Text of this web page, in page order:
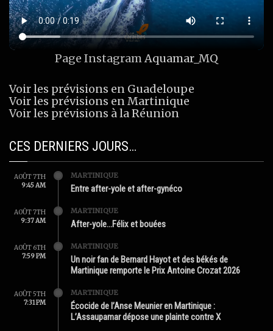
Page InstagramAquamar_MQ
Voir les prévisions en Guadeloupe
Voir les prévisions en Martinique
Voir les prévisions à la Réunion
CES DERNIERS JOURS…
AOÛT 7TH
9:45 AM
MARTINIQUE
Entre after-yole et after-gynéco
AOÛT 7TH
9:37 AM
MARTINIQUE
After-yole…Félix et bouées
AOÛT 6TH
7:59 PM
MARTINIQUE
Un noir fan de Bernard Hayot et des békés de
Martinique remporte le Prix Antoine Crozat 2026
AOÛT 5TH
7:31 PM
MARTINIQUE
Écocide de l’Anse Meunier en Martinique :
L’Assaupamar dépose une plainte contre X